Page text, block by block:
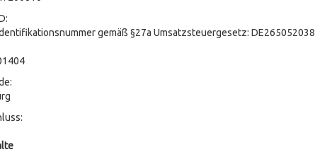
gemäß §27a Umsatzsteuergesetz: DE265052038